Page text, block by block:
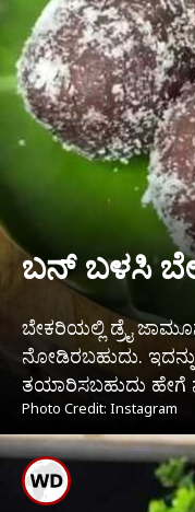
ಬನ್ ಬಳಸಿ
ಬೇಕರಿಯಲ್ಲಿ ಡ್ರೈ
ನೋಡಿರಬಹುದು.
ತಯಾರಿಸಬಹುದು
Photo Credit: Instagram